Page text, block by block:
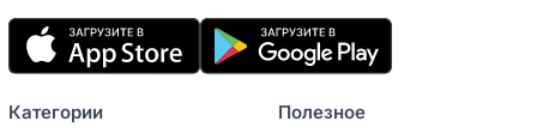
Мобильное
приложение
Категории Полезное